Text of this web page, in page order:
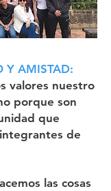
Y AMISTAD:
valores nuestro
porque son
que
de
las cosas